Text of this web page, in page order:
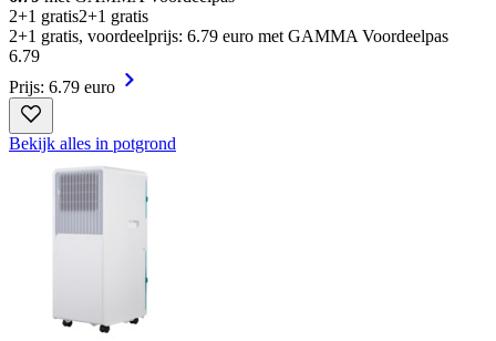
2+1 gratis2+1 gratis
2+1 gratis, voordeelprijs: 6.79 euro met GAMMA Voordeelpas
6.79
Prijs: 6.79 euro
Bekijk alles in potgrond